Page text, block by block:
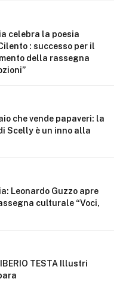
celebra la poesia
: successo per il
della rassegna
che vende papaveri: la
Scelly è un inno alla
Leonardo Guzzo apre
culturale “Voci,
TESTA Illustri